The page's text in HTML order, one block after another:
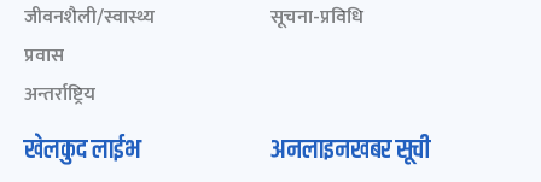
जीवनशैली/स्वास्थ्य
प्रवास
अन्तर्राष्ट्रिय
सूचना-प्रविधि
खेलकुद लाईभ अनलाइनखबर सूची